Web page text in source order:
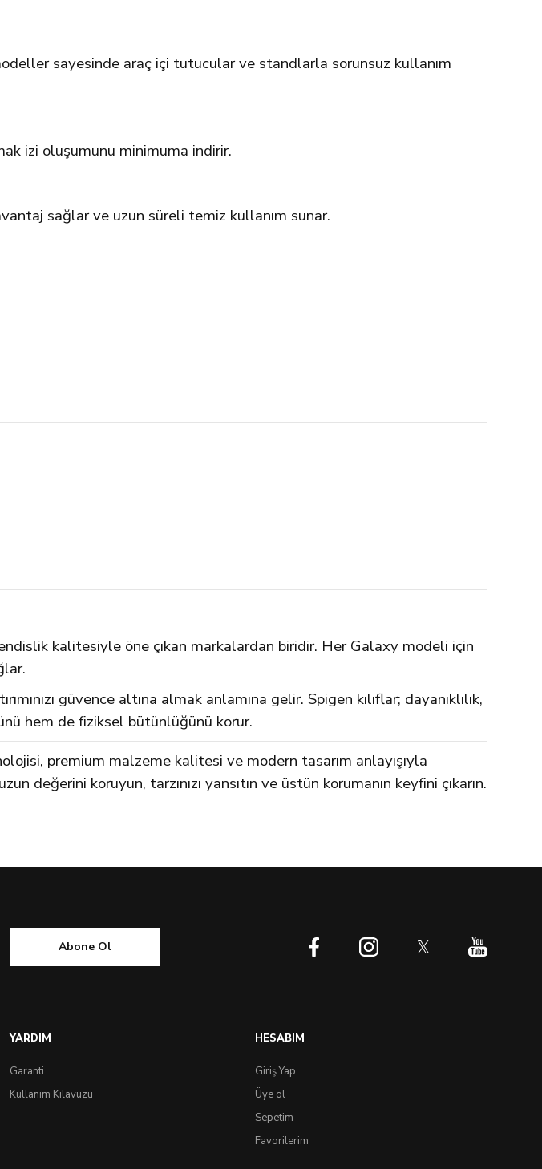
sayesinde araç içi tutucular ve standlarla sorunsuz kullanım
izi oluşumunu minimuma indirir.
sağlar ve uzun süreli temiz kullanım sunar.
kalitesiyle öne çıkan markalardan biridir. Her Galaxy modeli için
güvence altına almak anlamına gelir. Spigen kılıflar; dayanıklılık,
hem de fiziksel bütünlüğünü korur.
premium malzeme kalitesi ve modern tasarım anlayışıyla
değerini koruyun, tarzınızı yansıtın ve üstün korumanın keyfini çıkarın.
Abone Ol
YARDIM
Garanti
Kullanım Kılavuzu
HESABIM
Giriş Yap
Üye ol
Sepetim
Favorilerim